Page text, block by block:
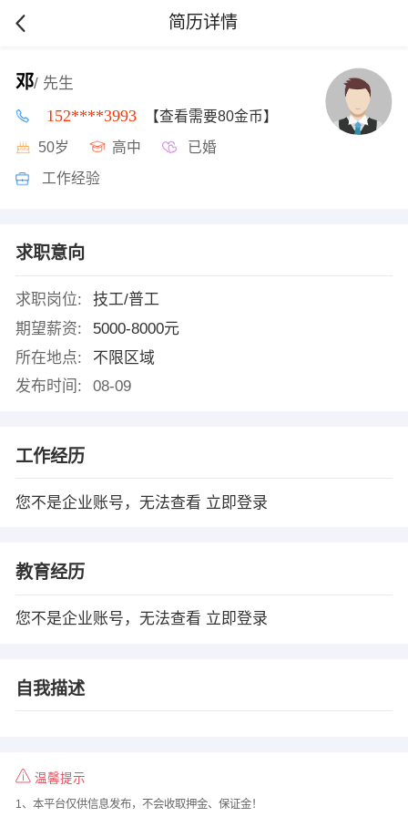
简历详情
邓/ 先生
152****3993 【查看需要80金币】
50岁 高中 已婚
工作经验
求职意向
求职岗位:
技工/普工
期望薪资:
5000-8000元
所在地点:
不限区域
发布时间:
08-09
工作经历
您不是企业账号，无法查看 立即登录
教育经历
您不是企业账号，无法查看 立即登录
自我描述
温馨提示
1、本平台仅供信息发布，不会收取押金、保证金！